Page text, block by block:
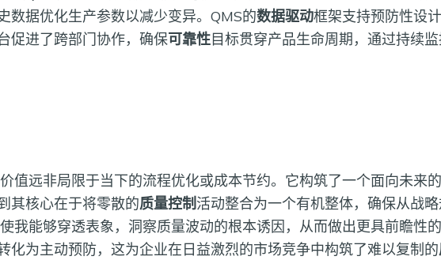
数据优化生产参数以减少变异。QMS的数据驱动框架支持预防性设
促进了跨部门协作，确保可靠性目标贯穿产品生命周期，通过持续
价值远非局限于当下的流程优化或成本节约。它构筑了一个面向未来的
其核心在于将零散的质量控制活动整合为一个有机整体，确保从战
我能够穿透表象，洞察质量波动的根本诱因，从而做出更具前瞻性
化为主动预防，这为企业在日益激烈的市场竞争中构筑了难以复制的